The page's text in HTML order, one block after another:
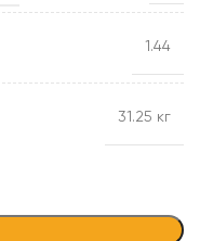
1.44
31.25 кг